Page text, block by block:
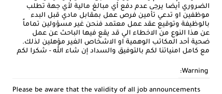
الضروري أيضا يرجى عدم دفع أي مبالغ مالية لأي جهة تطلب
موظفين او تدعي تأمين فرص عمل بمقابل مادي قبل البدء
بالوظيفة وتوقيع عقد عمل معتمد فنحن غير مسؤولين تماماً
عن هذا النوع من الاخطاء الي قد يقع فيها الباحث عن عمل
ضحية أحد المكاتب الوهمية او الاشخاص الغير مؤهلين لذلك.
مع كامل امنياتنا لكم بالتوفيق والسداد إن شاء الله - شكرا لكم
Warning:
Please be aware that the validity of all job announcements